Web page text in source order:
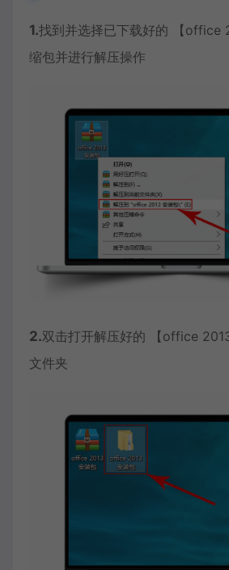
1.找到并选择已下载好的 【office
缩包并进行解压操作
2.双击打开解压好的 【office
文件夹